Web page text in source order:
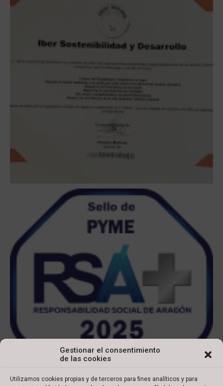
Gestionar el consentimiento
de las cookies
Utilizamos cookies propias y de terceros para fines analíticos y para